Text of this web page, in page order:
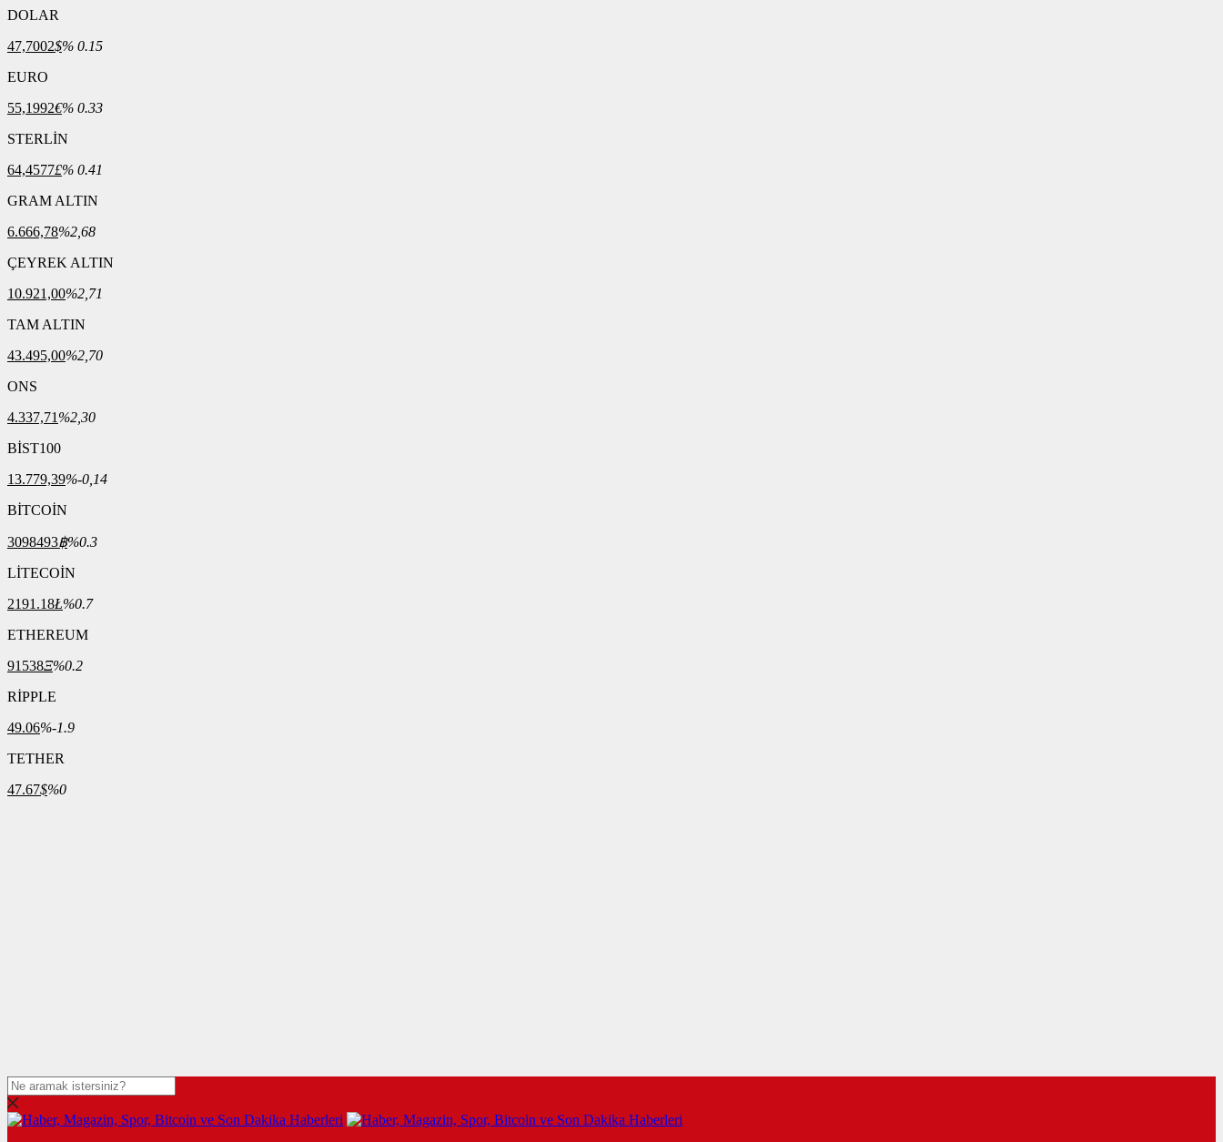
DOLAR
47,7002$% 0.15
EURO
55,1992€% 0.33
STERLİN
64,4577£% 0.41
GRAM ALTIN
6.666,78%2,68
ÇEYREK ALTIN
10.921,00%2,71
TAM ALTIN
43.495,00%2,70
ONS
4.337,71 %2,30
BİST100
13.779,39%-0,14
BİTCOİN
3098493฿%0.3
LİTECOİN
2191.18Ł%0.7
ETHEREUM
91538Ξ%0.2
RİPPLE
49.06%-1.9
TETHER
47.67$%0